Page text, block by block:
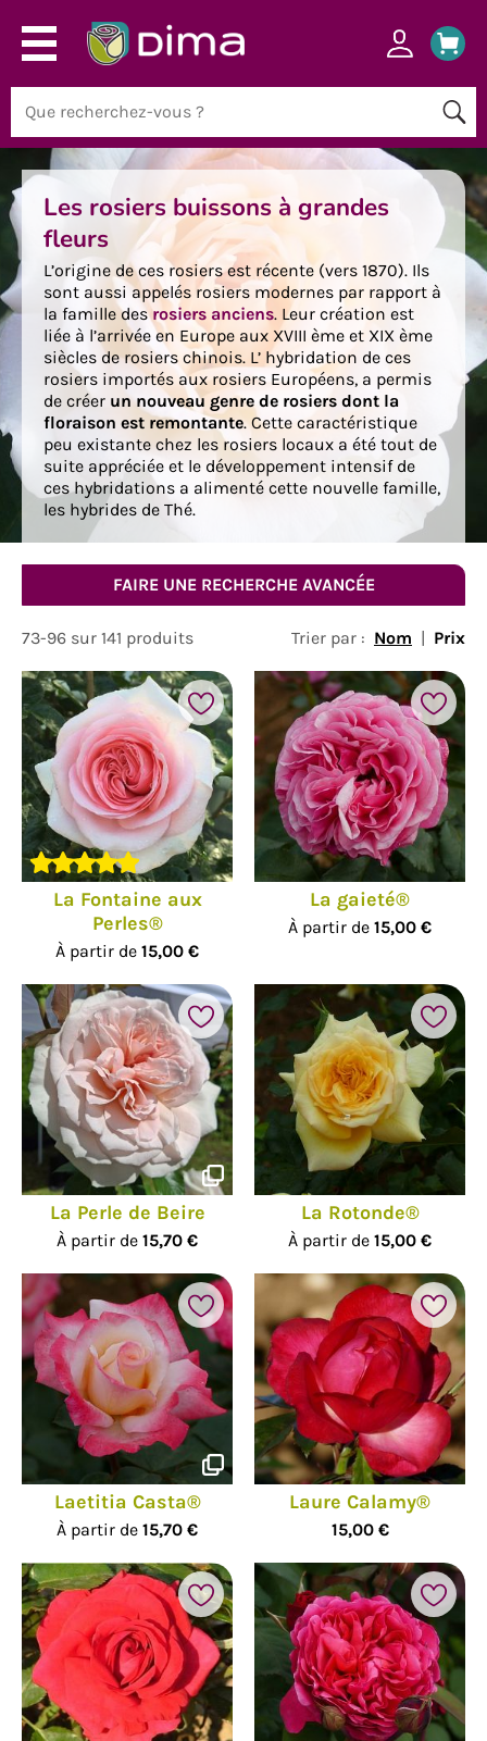
Les rosiers buissons à grandes
fleurs
L’origine de ces rosiers est récente (vers 1870). Ils
sont aussi appelés rosiers modernes par rapport à
la famille desrosiers anciens. Leur création est
liée à l’arrivée en Europe aux XVIII ème et XIX ème
siècles de rosiers chinois. L’ hybridation de ces
rosiers importés aux rosiers Européens, a permis
de créer un nouveau genre de rosiers dont la
floraison est remontante. Cette caractéristique
peu existante chez les rosiers locaux a été tout de
suite appréciée et le développement intensif de
ces hybridations a alimenté cette nouvelle famille,
les hybrides de Thé.
FAIRE UNE RECHERCHE AVANCÉE
73-96 sur 141 produits Trier par : Nom | Prix
La Fontaine aux
Perles®
À partir de 15,00 €
La gaieté®
À partir de 15,00 €
La Perle de Beire
À partir de 15,70 €
La Rotonde®
À partir de 15,00 €
Laetitia Casta®
À partir de 15,70 €
Laure Calamy®
15,00 €